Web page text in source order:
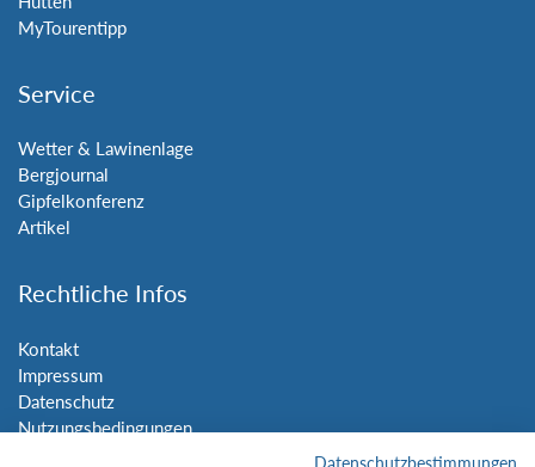
MyTourentipp
Service
Wetter & Lawinenlage
Bergjournal
Gipfelkonferenz
Artikel
Rechtliche Infos
Kontakt
Impressum
Datenschutz
Nutzungsbedingungen
Datenschutzbestimmungen